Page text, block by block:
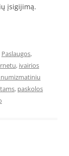
įsigijimą.
Paslaugos,
, ivairios
, paskolos